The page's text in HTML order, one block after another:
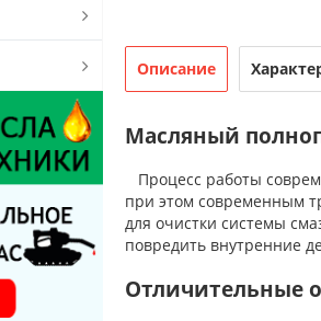
Описание
Масляный
Процесс работы
при этом современным
для очистки системы
повредить внутренние
Отличительные